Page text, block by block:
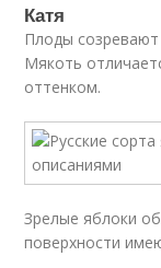
Катя
Плоды созревают
Мякоть
оттенком.
Зрелые яблоки
поверхности